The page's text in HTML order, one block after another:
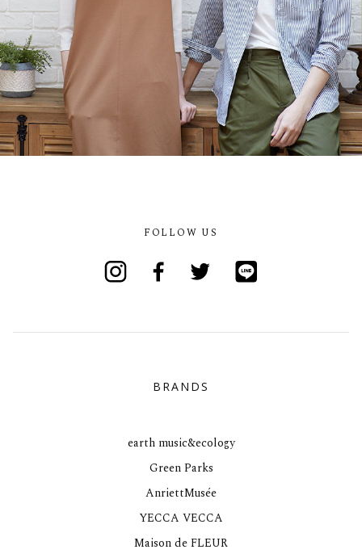
FOLLOW US
BRANDS
earth music&ecology
Green Parks
AnriettMusée
YECCA VECCA
Maison de FLEUR